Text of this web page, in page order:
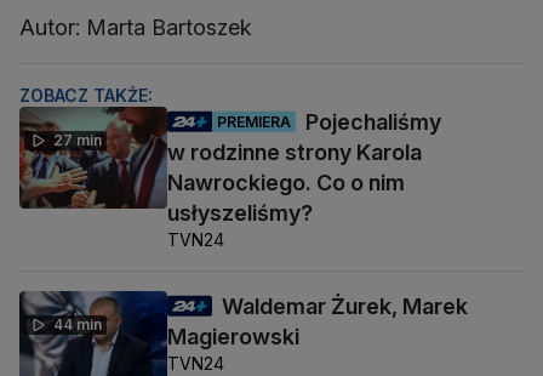
Autor: Marta Bartoszek
ZOBACZ TAKŻE:
27 min
PREMIERA
Pojechaliśmy
w rodzinne strony Karola
Nawrockiego. Co o nim
usłyszeliśmy?
TVN24
44 min
Waldemar Żurek, Marek
Magierowski
TVN24